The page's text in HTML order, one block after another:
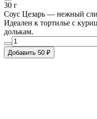
30 г
Соус Цезарь — нежный
Идеален к тортилье с
долькам.
Добавить 50 ₽